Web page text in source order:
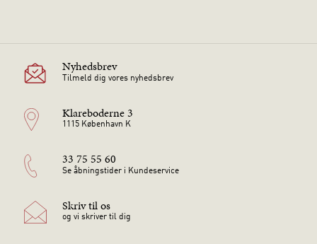
Nyhedsbrev
Tilmeld dig vores nyhedsbrev
Klareboderne 3
1115 København K
33 75 55 60
Se åbningstider i Kundeservice
Skriv til os
og vi skriver til dig